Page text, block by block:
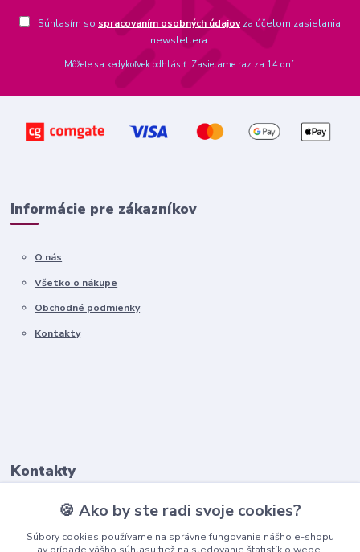
Súhlasím so spracovaním osobných údajovza účelom zasielania
newslettera.
Môžete sa kedykoľvek odhlásiť. Zasielame raz za 14 dní.
Informácie pre zákazníkov
O nás
Všetko o nákupe
Obchodné podmienky
Kontakty
Kontakty
+421911 569 017
(Po-Pia, 8-16 hod.)
🍪 Ako by ste radi svoje cookies?
Súbory cookies používame na správne fungovanie nášho e-shopu
av prípade vášho súhlasu tiež na sledovanie štatistík o webe,